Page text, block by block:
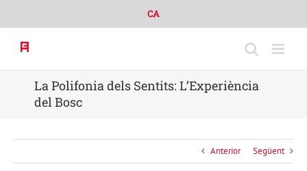
content
CA
La Polifonia dels Sentits: L’Experiència
del Bosc
Anterior Següent